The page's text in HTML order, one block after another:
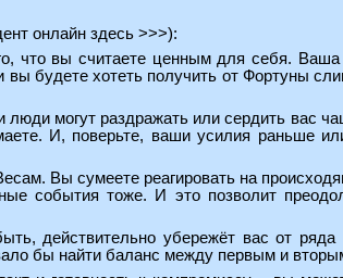
онлайн здесь >>>):
что вы считаете ценным для себя.
вы будете хотеть получить от Фортуны
люди могут раздражать или сердить вас
И, поверьте, ваши усилия раньше
Вы сумеете реагировать на
события тоже. И это позволит
действительно убережёт вас от
бы найти баланс между первым и